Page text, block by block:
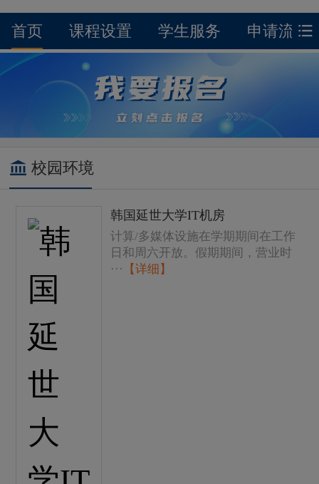
首页 课程设置 学生服务 申请流程
校园环境
韩国延世大学IT机房
计算/多媒体设施在学期期间在工作
日和周六开放。假期期间，营业时
···
【详细】